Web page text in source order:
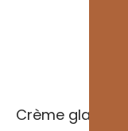
Crème glacée